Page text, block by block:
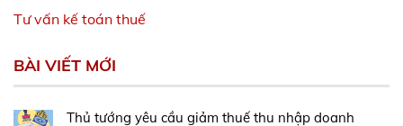
Tư vấn kế toán thuế
BÀI VIẾT MỚI
Thủ tướng yêu cầu giảm thuế thu nhập doanh